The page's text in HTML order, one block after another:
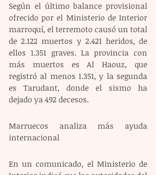
Según el último balance provisional
ofrecido por el Ministerio de Interior
marroquí, el terremoto causó un total
de 2.122 muertos y 2.421 heridos, de
ellos 1.351 graves. La provincia con
más muertos es Al Haouz, que
registró al menos 1.351, y la segunda
es Tarudant, donde el sismo ha
dejado ya 492 decesos.
Marruecos analiza más ayuda
internacional
En un comunicado, el Ministerio de